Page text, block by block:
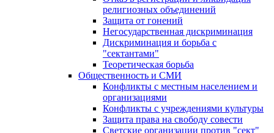
религиозных объединений
Защита от гонений
Негосударственная дискриминация
Дискриминация и борьба с
"сектантами"
Теоретическая борьба
Общественность и СМИ
Конфликты с местным населением и
организациями
Конфликты с учреждениями культуры
Защита права на свободу совести
Светские организации против "сект"